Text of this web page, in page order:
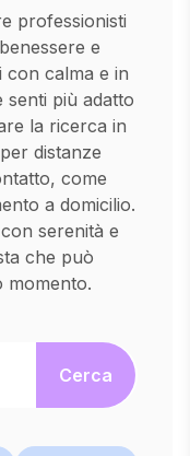
professionisti
e
calma e in
senti più adatto
la ricerca in
distanze
come
a domicilio.
serenità e
che può
momento.
Cerca